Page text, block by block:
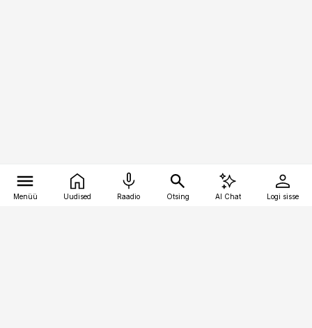
Menüü Uudised Raadio Otsing AI Chat Logi sisse